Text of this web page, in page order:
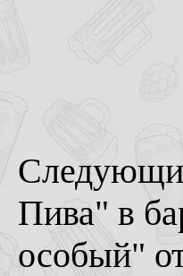
Пива" в
особый"